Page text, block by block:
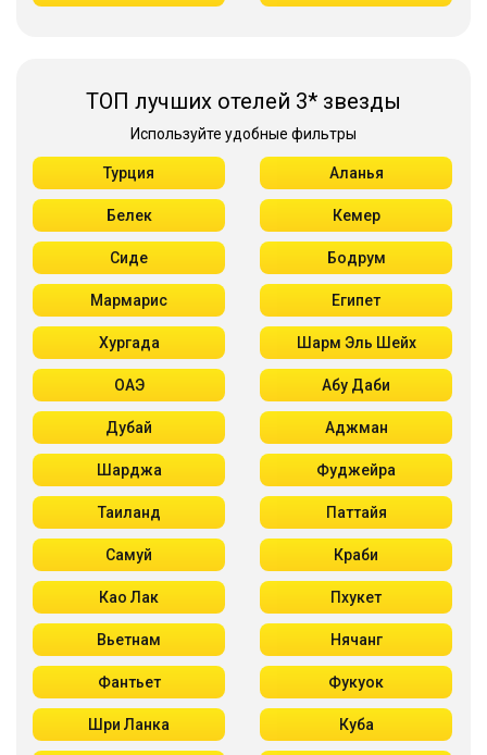
ТОП лучших отелей 3* звезды
Используйте удобные фильтры
Турция Аланья
Белек Кемер
Сиде Бодрум
Мармарис Египет
Хургада Шарм Эль Шейх
ОАЭ Абу Даби
Дубай Аджман
Шарджа Фуджейра
Таиланд Паттайя
Самуй Краби
Као Лак Пхукет
Вьетнам Нячанг
Фантьет Фукуок
Шри Ланка Куба